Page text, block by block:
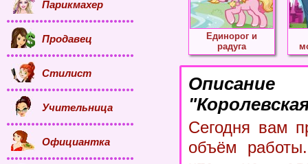
Единорог и
радуга
Сегодня вам
объём
Парикмахер
Продавец
Стилист
Учительница
Официантка